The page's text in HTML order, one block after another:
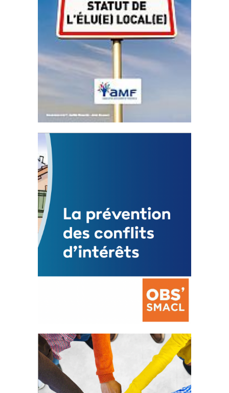
Statut de l’élu local
3 avril 2024
Mise à jour avril 2024 233006 Total 0 Votes
FEUILLETER
La prévention des conflits
d’intérêts
18 septembre 2023
105282 Total 0 Votes 0 0 Aidez-nous à
améliorer...